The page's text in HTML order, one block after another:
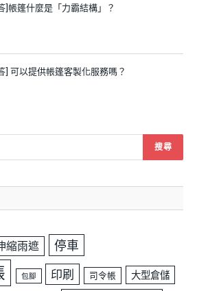
]帳篷什麼是「力霸結構」？
] 可以提供帳篷客製化服務嗎？
縮雨遮 停車
包腳 印刷 司令帳 大型倉儲